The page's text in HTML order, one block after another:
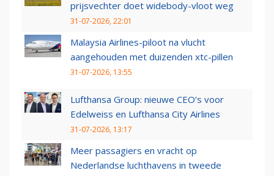
prijsvechter doet widebody-vloot weg
31-07-2026, 22:01
Malaysia Airlines-piloot na vlucht
aangehouden met duizenden xtc-pillen
31-07-2026, 13:55
Lufthansa Group: nieuwe CEO’s voor
Edelweiss en Lufthansa City Airlines
31-07-2026, 13:17
Meer passagiers en vracht op
Nederlandse luchthavens in tweede